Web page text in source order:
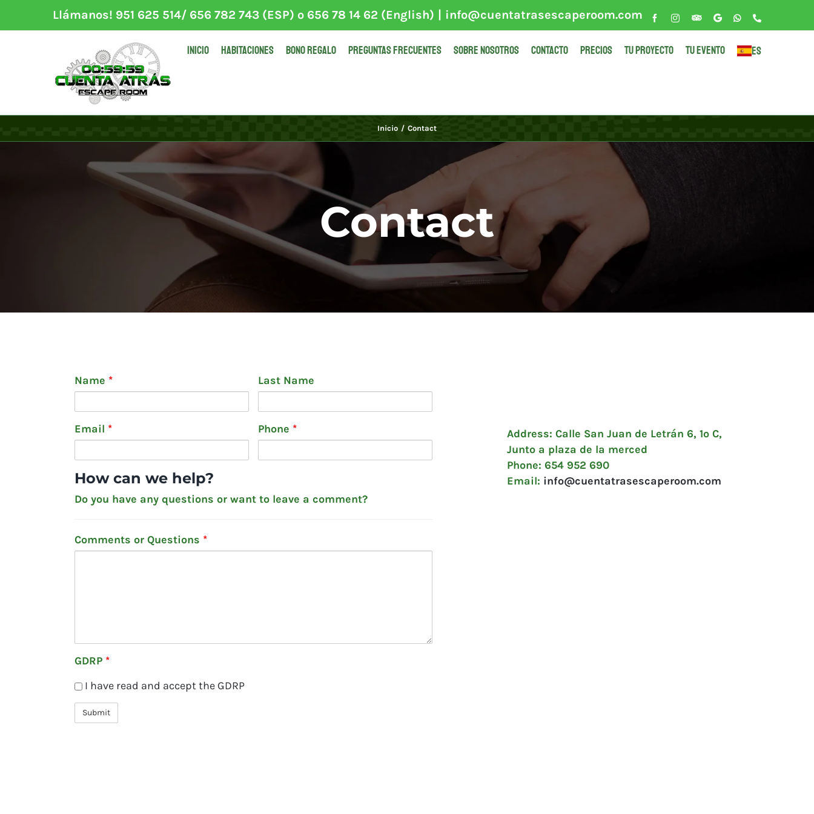
Llámanos! 951 625 514/ 656 782 743 (ESP) o 656 78 14 62 (English) info@cuentatrasescaperoom.com FacebookInstagramTripadvisor
GoogleWhatsApp
INICIO HABITACIONES BONO REGALO PREGUNTAS FRECUENTES SOBRE NOSOTROS CONTACTO PRECIOS TU PROYECTO TU EVENTO ES
Inicio Contact
Contact
Name * Last Name
Email * Phone *
How can we help?
Do you have any questions or want to leave a comment?
Comments or Questions *
GDRP *
I have read and accept the GDRP
Address: Calle San Juan de Letrán 6, 1º C,
Junto a plaza de la merced
Phone: 654 952 690
Email: info@cuentatrasescaperoom.com